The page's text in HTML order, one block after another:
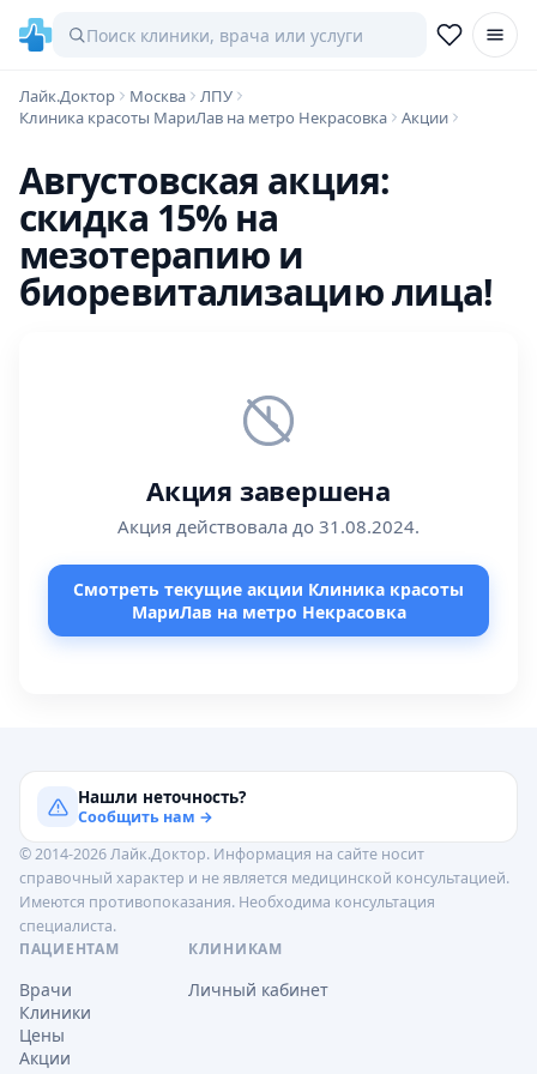
Лайк.Доктор Москва
ЛПУ
Клиника красоты МариЛав на метро Некрасовка
Акции
Августовская акция:
скидка 15% на
мезотерапию и
биоревитализацию лица!
Акция завершена
Акция действовала до 31.08.2024.
Смотреть текущие акции Клиника красоты
МариЛав на метро Некрасовка
Нашли неточность?
Сообщить нам →
© 2014-2026 Лайк.Доктор. Информация на сайте носит
справочный характер и не является медицинской консультацией.
Имеются противопоказания. Необходима консультация
специалиста.
ПАЦИЕНТАМ
Врачи
Клиники
Цены
Акции
КЛИНИКАМ
Личный кабинет